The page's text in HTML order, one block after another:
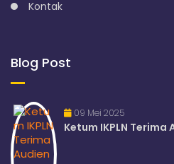
Kontak
Blog Post
09 Mei 2025
Ketum IKPLN Terima